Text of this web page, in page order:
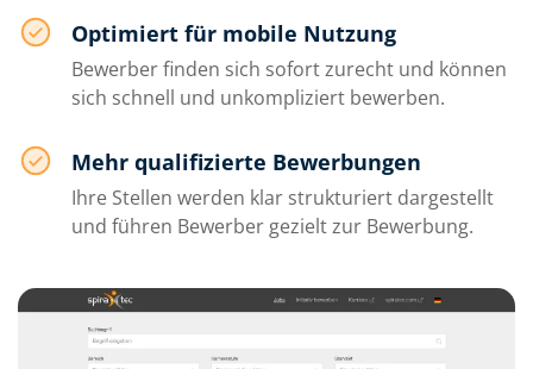
Optimiert für mobile Nutzung
Bewerber finden sich sofort zurecht und können
sich schnell und unkompliziert bewerben.
Mehr qualifizierte Bewerbungen
Ihre Stellen werden klar strukturiert dargestellt
und führen Bewerber gezielt zur Bewerbung.